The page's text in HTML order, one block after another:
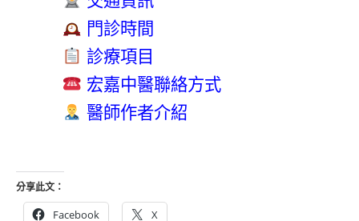
門診時間
診療項目
宏嘉中醫聯絡方式
醫師作者介紹
分享此文：
Facebook X